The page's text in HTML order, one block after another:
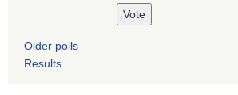
Older polls
Results